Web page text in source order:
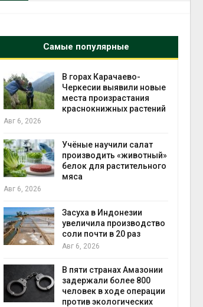
Самые популярные
В горах Карачаево-
Черкесии выявили новые
места произрастания
краснокнижных растений
Авг 6, 2026
Учёные научили салат
производить «животный»
белок для растительного
мяса
Авг 6, 2026
Засуха в Индонезии
увеличила производство
соли почти в 20 раз
Авг 6, 2026
В пяти странах Амазонии
задержали более 800
человек в ходе операции
против экологических